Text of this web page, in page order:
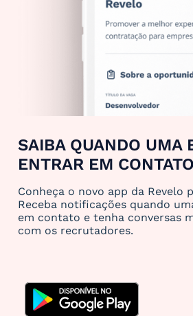
SAIBA QUANDO UMA
ENTRAR EM CONTATO
Conheça o novo app da Revelo
Receba notificações quando
em contato e tenha conversas
com os recrutadores.